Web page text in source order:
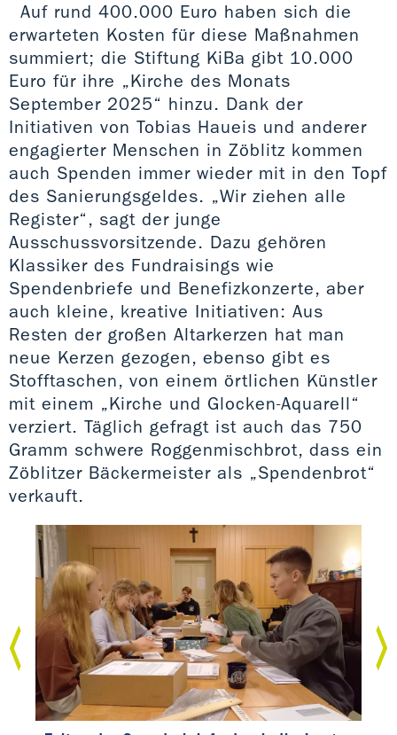
Auf rund 400.000 Euro haben sich die
erwarteten Kosten für diese Maßnahmen
summiert; die Stiftung KiBa gibt 10.000
Euro für ihre „Kirche des Monats
September 2025“ hinzu. Dank der
Initiativen von Tobias Haueis und anderer
engagierter Menschen in Zöblitz kommen
auch Spenden immer wieder mit in den Topf
des Sanierungsgeldes. „Wir ziehen alle
Register“, sagt der junge
Ausschussvorsitzende. Dazu gehören
Klassiker des Fundraisings wie
Spendenbriefe und Benefizkonzerte, aber
auch kleine, kreative Initiativen: Aus
Resten der großen Altarkerzen hat man
neue Kerzen gezogen, ebenso gibt es
Stofftaschen, von einem örtlichen Künstler
mit einem „Kirche und Glocken-Aquarell“
verziert. Täglich gefragt ist auch das 750
Gramm schwere Roggenmischbrot, dass ein
Zöblitzer Bäckermeister als „Spendenbrot“
verkauft.